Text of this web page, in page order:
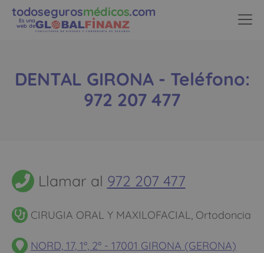
todosegurosmédicos.com
Es una
web de
DENTAL GIRONA - Teléfono:
972 207 477
Llamar al 972 207 477
CIRUGIA ORAL Y MAXILOFACIAL, Ortodoncia
NORD, 17, 1º, 2º - 17001 GIRONA (GERONA)